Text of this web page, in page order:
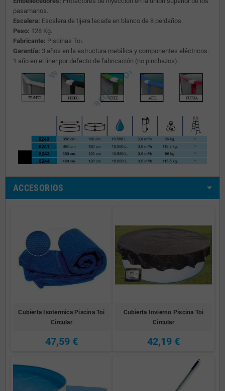
pasamanos.
Escalera: Escalera de tijera lacada en blanco de 8 peldaños.
Peso: 128 Kg.
Fabricante: Piscinas Toi.
Garantía: 3 años en la estructura metálica y componentes eléctricos.
1 año en el liner por defecto de fabricación (no pinchazos).
ACCESORIOS
Cubierta Isotermica Piscina Toi
Circular
47,59 €
Cubierta Invierno Piscina Toi
Circular
42,19 €